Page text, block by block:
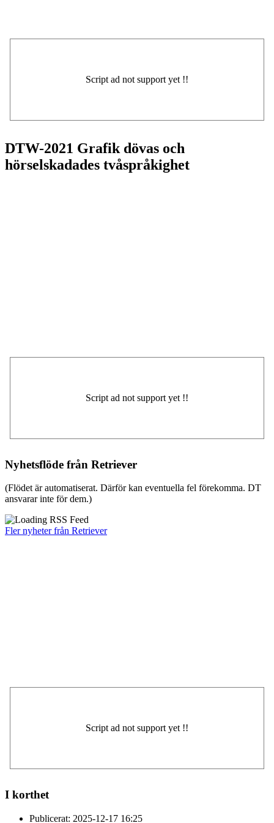
DTW-2021 Grafik dövas och
hörselskadades tvåspråkighet
Nyhetsflöde från Retriever
(Flödet är automatiserat. Därför kan eventuella fel förekomma. DT
ansvarar inte för dem.)
Fler nyheter från Retriever
I korthet
Publicerat: 2025-12-17 16:25